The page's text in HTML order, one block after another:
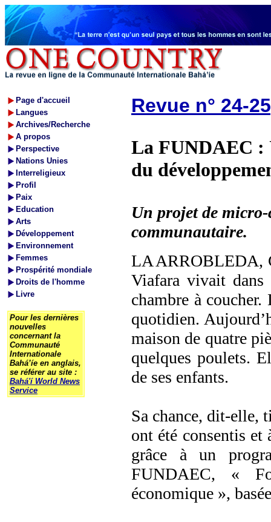
Page d'accueil
Langues
Archives/Recherche
A propos
Perspective
Nations Unies
Interreligieux
Profil
Paix
Education
Arts
Développement
Environnement
Femmes
Prospérité mondiale
Droits de l'homme
Livre
Pour les dernières
nouvelles
concernant la
Communauté
Internationale
Bahá’íe en anglais,
se référer au site :
Bahá'í World News
Service
Revue n° 24-
La FUNDAEC :
du
Un projet de
communautaire.
LA ARROBLEDA,
Viafara vivait dans
chambre à
quotidien.
maison de quatre
quelques poulets.
de ses enfants.
Sa chance, dit-elle,
ont été consentis et
grâce à un
FUNDAEC, «
économique »,